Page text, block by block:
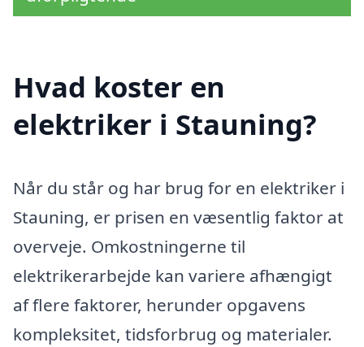
Hvad koster en
elektriker i Stauning?
Når du står og har brug for en elektriker i
Stauning, er prisen en væsentlig faktor at
overveje. Omkostningerne til
elektrikerarbejde kan variere afhængigt
af flere faktorer, herunder opgavens
kompleksitet, tidsforbrug og materialer.